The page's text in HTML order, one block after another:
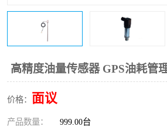
高精度油量传感器 GPS油耗管
价格： 面议
产品数量： 999.00台
流量仪表 加